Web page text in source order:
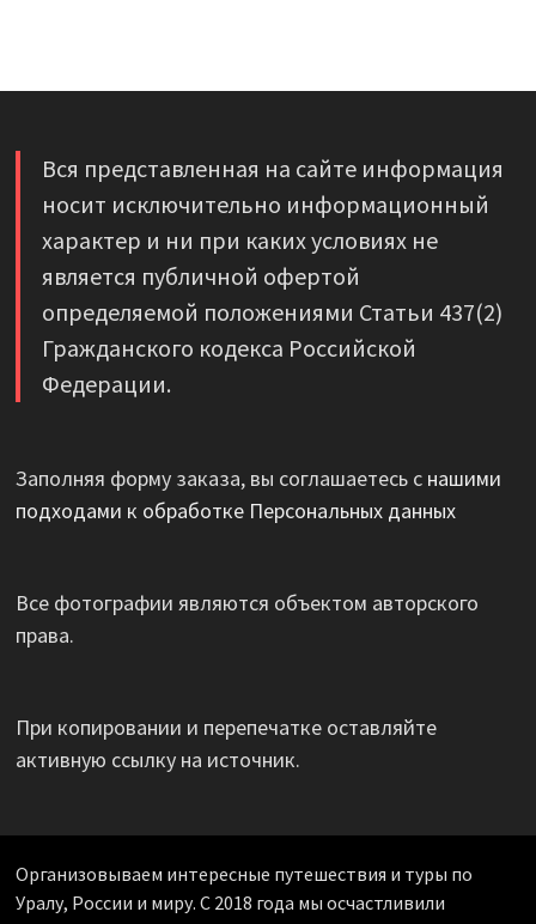
Вся представленная на сайте информация
носит исключительно информационный
характер и ни при каких условиях не
является публичной офертой
определяемой положениями Статьи 437(2)
Гражданского кодекса Российской
Федерации.
Заполняя форму заказа, вы соглашаетесь с нашими
подходами к обработке Персональных данных
Все фотографии являются объектом авторского
права.
При копировании и перепечатке оставляйте
активную ссылку на источник.
Организовываем интересные путешествия и туры по
Уралу, России и миру. С 2018 года мы осчастливили